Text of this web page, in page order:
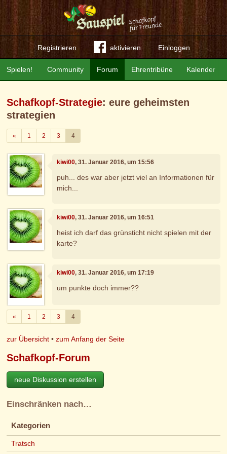
Registrieren aktivieren Einloggen
Community Forum Ehrentribüne Kalender
Spielen!
Schafkopf-Strategie: eure geheimsten
strategien
«Zurück
1 2 3 4
kiwi00, 31. Januar 2016, um 15:56
puh... des war aber jetzt viel an Informationen für
mich...
kiwi00, 31. Januar 2016, um 16:51
heist ich darf das grünsticht nicht spielen mit der
karte?
kiwi00, 31. Januar 2016, um 17:19
um punkte doch immer??
«Zurück
1 2 3 4
zur Übersicht •zum Anfang der Seite
Schafkopf-Forum
neue Diskussion erstellen
Einschränken nach…
Kategorien
Tratsch